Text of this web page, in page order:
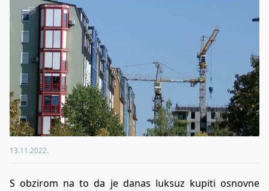
13.11.2022.
S obzirom na to da je danas luksuz kupiti osnovne